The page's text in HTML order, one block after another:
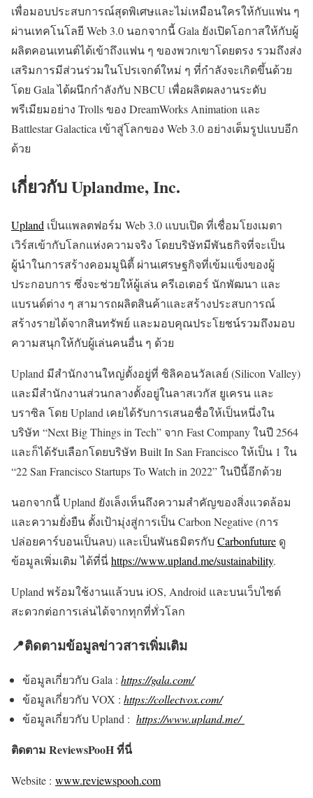
เพื่อมอบประสบการณ์สุดพิเศษและไม่เหมือนใครให้กับแฟน ๆ
ผ่านเทคโนโลยี Web 3.0 นอกจากนี้ Gala ยังเปิดโอกาสให้กับผู้
ผลิตคอนเทนต์ได้เข้าถึงแฟน ๆ ของพวกเขาโดยตรง รวมถึงส่ง
เสริมการมีส่วนร่วมในโปรเจกต์ใหม่ ๆ ที่กำลังจะเกิดขึ้นด้วย
โดย Gala ได้ผนึกกำลังกับ NBCU เพื่อผลิตผลงานระดับ
พรีเมียมอย่าง Trolls ของ DreamWorks Animation และ
Battlestar Galactica เข้าสู่โลกของ Web 3.0 อย่างเต็มรูปแบบอีก
ด้วย
เกี่ยวกับUplandme, Inc.
Upland เป็นแพลตฟอร์ม Web 3.0 แบบเปิดที่เชื่อมโยงเมตา
เวิร์สเข้ากับโลกแห่งความจริง โดยบริษัทมีพันธกิจที่จะเป็น
ผู้นำในการสร้างคอมมูนิตี้ ผ่านเศรษฐกิจที่เข้มแข็งของผู้
ประกอบการ ซึ่งจะช่วยให้ผู้เล่น ครีเอเตอร์ นักพัฒนา และ
แบรนด์ต่าง ๆ สามารถผลิตสินค้าและสร้างประสบการณ์
สร้างรายได้จากสินทรัพย์ และมอบคุณประโยชน์รวมถึงมอบ
ความสนุกให้กับผู้เล่นคนอื่น ๆ ด้วย
Upland มีสำนักงานใหญ่ตั้งอยู่ที่ ซิลิคอนวัลเลย์ (Silicon Valley)
และมีสำนักงานส่วนกลางตั้งอยู่ในลาสเวกัส ยูเครน และ
บราซิล โดย Upland เคยได้รับการเสนอชื่อให้เป็นหนึ่งใน
บริษัท “Next Big Things in Tech” จาก Fast Company ในปี 2564
และก็ได้รับเลือกโดยบริษัท Built In San Francisco ให้เป็น 1 ใน
“22 San Francisco Startups To Watch in 2022” ในปีนี้อีกด้วย
นอกจากนี้ Upland ยังเล็งเห็นถึงความสำคัญของสิ่งแวดล้อม
และความยั่งยืน ตั้งเป้ามุ่งสู่การเป็น Carbon Negative (การ
ปล่อยคาร์บอนเป็นลบ) และเป็นพันธมิตรกับ Carbonfuture ดู
ข้อมูลเพิ่มเติม ได้ที่นี่https://www.upland.me/sustainability.
Upland พร้อมใช้งานแล้วบน iOS, Android และบนเว็บไซต์
สะดวกต่อการเล่นได้จากทุกที่ทั่วโลก
📍ติดตามข้อมูลข่าวสารเพิ่มเติม
ข้อมูลเกี่ยวกับ Gala : https://gala.com/
ข้อมูลเกี่ยวกับ VOX : https://collectvox.com/
ข้อมูลเกี่ยวกับ Upland : https://www.upland.me/
ติดตาม ReviewsPooH ที่นี่
Website : www.reviewspooh.com